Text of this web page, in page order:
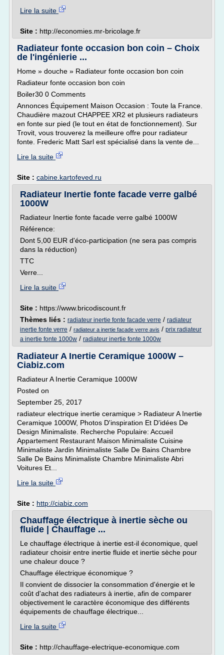
Lire la suite
Site : http://economies.mr-bricolage.fr
Radiateur fonte occasion bon coin – Choix
de l'ingénierie ...
Home » douche » Radiateur fonte occasion bon coin
Radiateur fonte occasion bon coin
Boiler30 0 Comments
Annonces Équipement Maison Occasion : Toute la France.
Chaudière mazout CHAPPEE XR2 et plusieurs radiateurs
en fonte sur pied (le tout en état de fonctionnement). Sur
Trovit, vous trouverez la meilleure offre pour radiateur
fonte. Frederic Matt Sarl est spécialisé dans la vente de...
Lire la suite
Site : cabine.kartofeved.ru
Radiateur Inertie fonte facade verre galbé
1000W
Radiateur Inertie fonte facade verre galbé 1000W
Référence:
Dont 5,00 EUR d'éco-participation (ne sera pas compris
dans la réduction)
TTC
Verre...
Lire la suite
Site : https://www.bricodiscount.fr
Thèmes liés : radiateur inertie fonte facade verre / radiateur
inertie fonte verre / radiateur a inertie facade verre avis / prix radiateur
a inertie fonte 1000w / radiateur inertie fonte 1000w
Radiateur A Inertie Ceramique 1000W –
Ciabiz.com
Radiateur A Inertie Ceramique 1000W
Posted on
September 25, 2017
radiateur electrique inertie ceramique > Radiateur A Inertie
Ceramique 1000W, Photos D'inspiration Et D'idées De
Design Minimaliste. Recherche Populaire: Accueil
Appartement Restaurant Maison Minimaliste Cuisine
Minimaliste Jardin Minimaliste Salle De Bains Chambre
Salle De Bains Minimaliste Chambre Minimaliste Abri
Voitures Et...
Lire la suite
Site : http://ciabiz.com
Chauffage électrique à inertie sèche ou
fluide | Chauffage ...
Le chauffage électrique à inertie est-il économique, quel
radiateur choisir entre inertie fluide et inertie sèche pour
une chaleur douce ?
Chauffage électrique économique ?
Il convient de dissocier la consommation d'énergie et le
coût d'achat des radiateurs à inertie, afin de comparer
objectivement le caractère économique des différents
équipements de chauffage électrique...
Lire la suite
Site : http://chauffage-electrique-economique.com